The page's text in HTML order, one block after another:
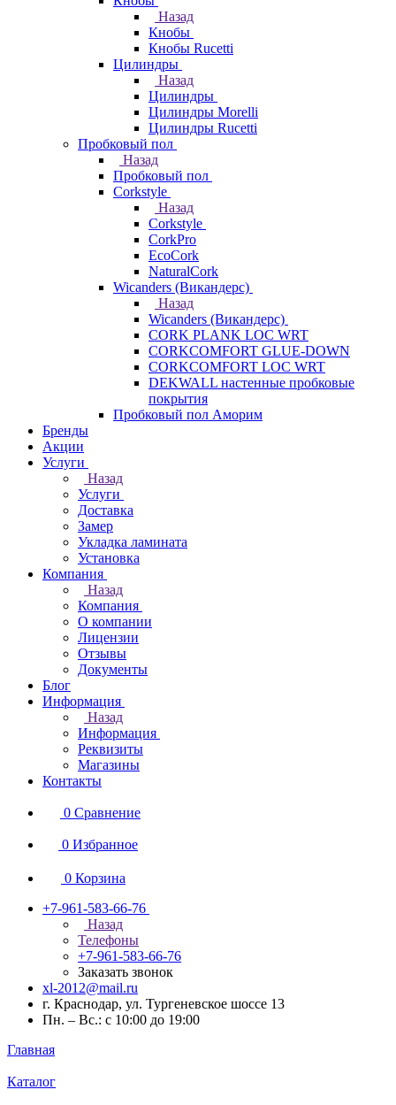
Назад
Кнобы
Кнобы Rucetti
Цилиндры
Назад
Цилиндры
Цилиндры Morelli
Цилиндры Rucetti
Пробковый пол
Назад
Пробковый пол
Corkstyle
Назад
Corkstyle
CorkPro
EcoCork
NaturalCork
Wicanders (Викандерс)
Назад
Wicanders (Викандерс)
CORK PLANK LOC WRT
CORKCOMFORT GLUE-DOWN
CORKCOMFORT LOC WRT
DEKWALL настенные пробковые
покрытия
Пробковый пол Аморим
Бренды
Акции
Услуги
Назад
Услуги
Доставка
Замер
Укладка ламината
Установка
Компания
Назад
Компания
О компании
Лицензии
Отзывы
Документы
Блог
Информация
Назад
Информация
Реквизиты
Магазины
Контакты
0 Сравнение
0 Избранное
0 Корзина
+7-961-583-66-76
Назад
Телефоны
+7-961-583-66-76
Заказать звонок
xl-2012@mail.ru
г. Краснодар, ул. Тургеневское шоссе 13
Пн. – Вс.: с 10:00 до 19:00
Главная
Каталог